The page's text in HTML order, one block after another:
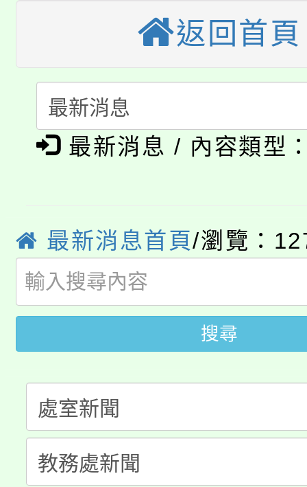
程，歡迎學生輔導中心
心理、諮商輔導、社會
系所師生報名參加。
縣市「校園短影音徵
門員」簡章及活動海報
踴躍報名參加。
桃園市115學年度學生
「桃園市補助參觀特色
展演活動實施計畫」
115年度「教育部表揚
義教育推展貢獻獎」
公告本校115學年度第
代理(課)教師甄選結果(
「2026金融保險知識
生本土語及新住民語歌
公告本校115學年度第
代理(課)教師甄選結果(
公告本校115學年度第
代理(課)教師甄選結果
轉知中國文化大學推廣
《TA101》溝通分析基
心理、諮商輔導、社會
系所師生報名參加。
轉知苗栗縣政府辦理
門員」簡章及活動海報
踴躍報名參加。
要點
「桃園市補助參觀特色
展演活動實施計畫」
115年度「教育部表揚
義教育推展貢獻獎」
返回首頁
最新消息 / 內容類型
最新消息首頁/瀏覽：
搜尋